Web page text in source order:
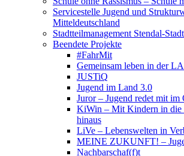
Servicestelle Jugend und
Mitteldeutschland
Stadtteilmanagement Stendal-
Beendete Projekte
#FahrMit
Gemeinsam leben in der
JUSTiQ
Jugend im Land 3.0
Juror – Jugend redet mit im
KiWin – Mit Kindern in die
hinaus
LiVe – Lebenswelten in
MEINE ZUKUNFT! –
Nachbarschaf(f)t